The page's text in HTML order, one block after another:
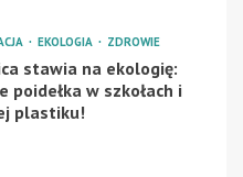
EKOLOGIA ZDROWIE
stawia na ekologię:
poidełka w szkołach i
plastiku!